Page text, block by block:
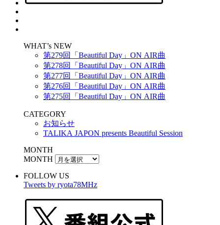
WHAT’s NEW
第279回「Beautiful Day」ON AIR曲
第278回「Beautiful Day」ON AIR曲
第277回「Beautiful Day」ON AIR曲
第276回「Beautiful Day」ON AIR曲
第275回「Beautiful Day」ON AIR曲
CATEGORY
お知らせ
TALIKA JAPON presents Beautiful Session
MONTH
MONTH
FOLLOW US
Tweets by ryota78MHz